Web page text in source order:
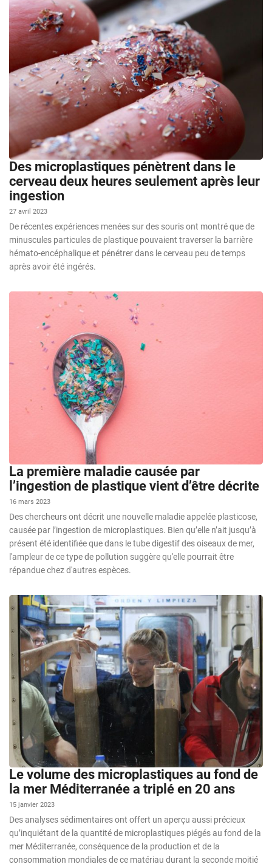
Des microplastiques pénètrent dans le
cerveau deux heures seulement après leur
ingestion
27 avril 2023
De récentes expériences menées sur des souris ont montré que de
minuscules particules de plastique pouvaient traverser la barrière
hémato-encéphalique et pénétrer dans le cerveau peu de temps
après avoir été ingérés.
La première maladie causée par
l’ingestion de plastique vient d’être décrite
16 mars 2023
Des chercheurs ont décrit une nouvelle maladie appelée plasticose,
causée par l’ingestion de microplastiques. Bien qu’elle n’ait jusqu’à
présent été identifiée que dans le tube digestif des oiseaux de mer,
l'ampleur de ce type de pollution suggère qu'elle pourrait être
répandue chez d'autres espèces.
Le volume des microplastiques au fond de
la mer Méditerranée a triplé en 20 ans
15 janvier 2023
Des analyses sédimentaires ont offert un aperçu aussi précieux
qu’inquiétant de la quantité de microplastiques piégés au fond de la
mer Méditerranée, conséquence de la production et de la
consommation mondiales de ce matériau durant la seconde moitié